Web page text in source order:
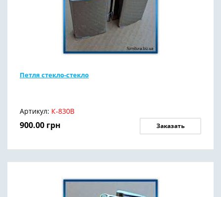
Петля стекло-стекло
Артикул: К-830В
900.00 грн Заказать